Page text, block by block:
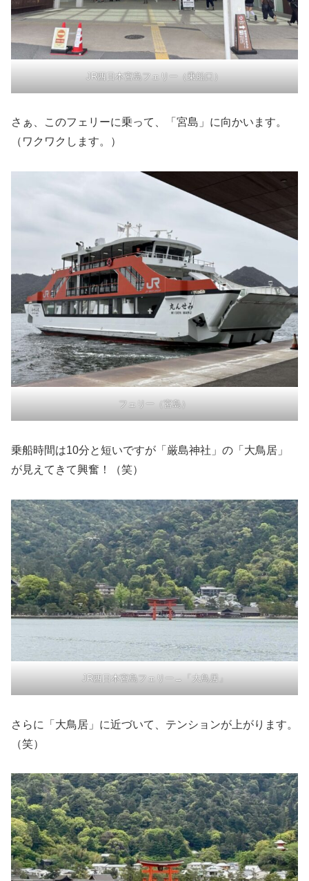
JR西日本宮島フェリー（乗船口）
さぁ、このフェリーに乗って、「宮島」に向かいます。
（ワクワクします。）
フェリー（宮島）
乗船時間は10分と短いですが「厳島神社」の「大鳥居」
が見えてきて興奮！（笑）
JR西日本宮島フェリー→「大鳥居」
さらに「大鳥居」に近づいて、テンションが上がります。
（笑）